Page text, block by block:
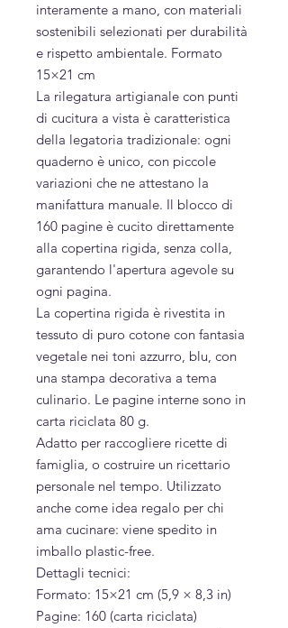
interamente a mano, con materiali
sostenibili selezionati per durabilità
e rispetto ambientale. Formato
15×21 cm
La rilegatura artigianale con punti
di cucitura a vista è caratteristica
della legatoria tradizionale: ogni
quaderno è unico, con piccole
variazioni che ne attestano la
manifattura manuale. Il blocco di
160 pagine è cucito direttamente
alla copertina rigida, senza colla,
garantendo l'apertura agevole su
ogni pagina.
La copertina rigida è rivestita in
tessuto di puro cotone con fantasia
vegetale nei toni azzurro, blu, con
una stampa decorativa a tema
culinario. Le pagine interne sono in
carta riciclata 80 g.
Adatto per raccogliere ricette di
famiglia, o costruire un ricettario
personale nel tempo. Utilizzato
anche come idea regalo per chi
ama cucinare: viene spedito in
imballo plastic-free.
Dettagli tecnici:
Formato: 15×21 cm (5,9 × 8,3 in)
Pagine: 160 (carta riciclata)